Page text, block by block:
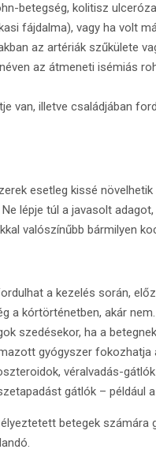
betegség, kolitisz
fájdalma), vagy ha volt
az artériák szűkülete
az átmeneti isémiás
van, illetve családjában
esetleg kissé
lépje túl a javasolt
valószínűbb bármilyen
a kezelés során,
a kórtörténetben, akár
szedésekor, ha a
gyógyszer
véralvadás-
gátlók – például
betegek számára